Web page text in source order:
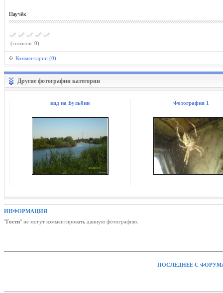
Паучёк
(голосов: 0)
Комментарии (0)
Другие фотографии категории
вид на Бульбин Фотография 1
ИНФОРМАЦИЯ
"Гости" не могут комментировать данную фотографию.
ПОСЛЕДНЕЕ С